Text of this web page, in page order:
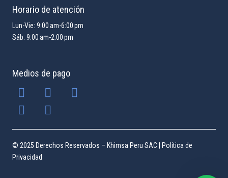
Horario de atención
Lun-Vie: 9:00 am-6:00 pm
Sáb: 9:00 am-2:00 pm
Medios de pago
© 2025 Derechos Reservados – Khimsa Peru SAC |
Política de
Privacidad